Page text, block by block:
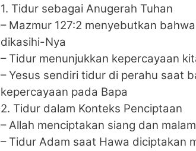
1. Tidur sebagai Anugerah Tuhan
– Mazmur 127:2 menyebutkan
dikasihi-Nya
– Tidur menunjukkan kepercayaan
– Yesus sendiri tidur di perahu saat
kepercayaan pada Bapa
2. Tidur dalam Konteks Penciptaan
– Allah menciptakan siang dan
– Tidur Adam saat Hawa diciptakan